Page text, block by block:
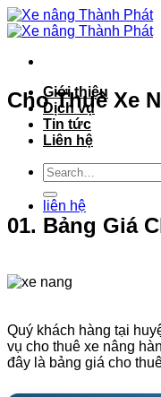
Bỏ
qua
dung
Giới thiệu
Dịch vụ
Tin tức
Liên hệ
liên hệ
Cho Thuê Xe
01. Bảng Giá
Quý khách hàng tại
vụ cho thuê xe nâng
đây là bảng giá cho